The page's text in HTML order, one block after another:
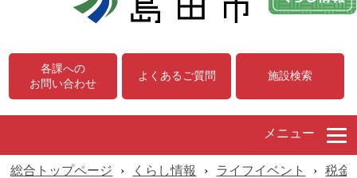
各課への
お問い合わせ
よくあるご質問 施設検索
メニュー
総合トップページ › くらし情報 › ライフイベント ›
税金